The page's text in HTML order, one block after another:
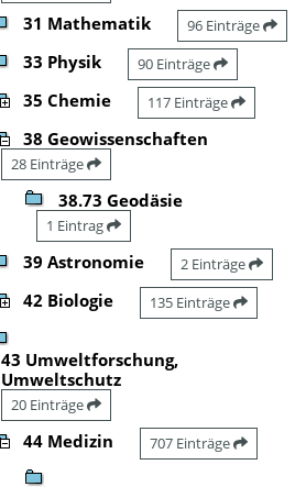
31 Mathematik 96 Einträge
33 Physik 90 Einträge
35 Chemie 117 Einträge
38 Geowissenschaften
28 Einträge
38.73 Geodäsie
1 Eintrag
39 Astronomie 2 Einträge
42 Biologie 135 Einträge
43 Umweltforschung,
Umweltschutz
20 Einträge
44 Medizin 707 Einträge